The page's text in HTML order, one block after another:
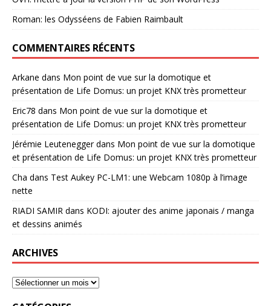
Roman: les Odysséens de Fabien Raimbault
COMMENTAIRES RÉCENTS
Arkane dans Mon point de vue sur la domotique et
présentation de Life Domus: un projet KNX très prometteur
Eric78 dans Mon point de vue sur la domotique et
présentation de Life Domus: un projet KNX très prometteur
Jérémie Leuteneggerdans Mon point de vue sur la domotique
et présentation de Life Domus: un projet KNX très prometteur
Cha dans Test Aukey PC-LM1: une Webcam 1080p à l’image
nette
RIADI SAMIR dans KODI: ajouter des anime japonais / manga
et dessins animés
ARCHIVES